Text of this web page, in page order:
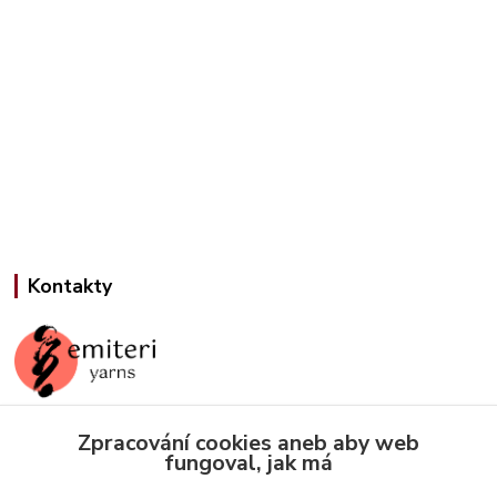
Kontakty
Jana Slámová
+420 608 507 824
Zpracování cookies aneb aby web
fungoval, jak má